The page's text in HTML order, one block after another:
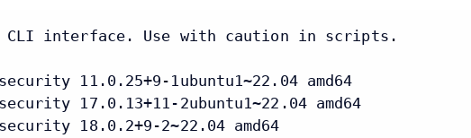
CLI interface. Use with caution in scripts.
11.0.25+9-1ubuntu1~22.04 amd64
17.0.13+11-2ubuntu1~22.04 amd64
18.0.2+9-2~22.04 amd64